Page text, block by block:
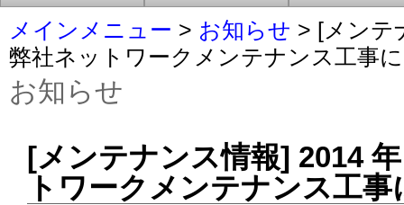
メインメニュー > お知らせ > [メンテ
弊社ネットワークメンテナンス工事
お知らせ
[メンテナンス情報] 2014
トワークメンテナンス工